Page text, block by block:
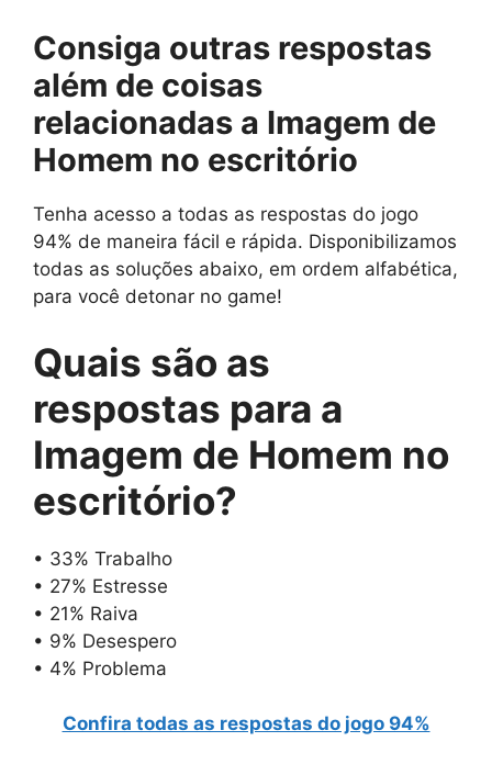
Consiga outras respostas
além de coisas
relacionadas a Imagem de
Homem no escritório
Tenha acesso a todas as respostas do jogo
94% de maneira fácil e rápida. Disponibilizamos
todas as soluções abaixo, em ordem alfabética,
para você detonar no game!
Quais são as
respostas para a
Imagem de Homem no
escritório?
• 33% Trabalho
• 27% Estresse
• 21% Raiva
• 9% Desespero
• 4% Problema
Confira todas as respostas do jogo 94%